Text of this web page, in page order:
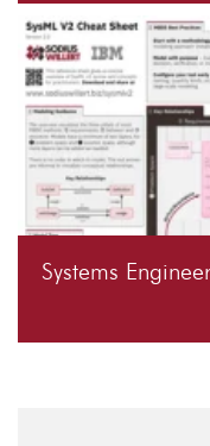
Systems